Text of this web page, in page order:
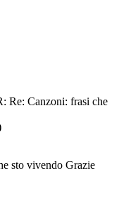
Re: Canzoni: frasi che
sto vivendo Grazie